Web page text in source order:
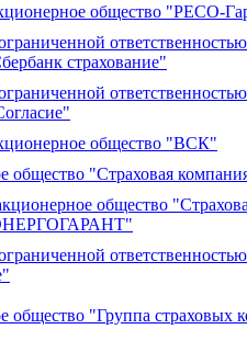
общество "РЕСО-
страхование"
общество "ВСК"
общество "Страховая
общество
общество "Группа страховых